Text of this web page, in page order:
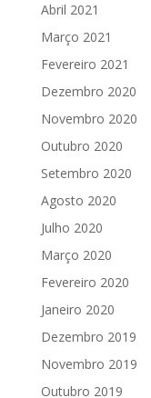
Abril 2021
Março 2021
Fevereiro 2021
Dezembro 2020
Novembro 2020
Outubro 2020
Setembro 2020
Agosto 2020
Julho 2020
Março 2020
Fevereiro 2020
Janeiro 2020
Dezembro 2019
Novembro 2019
Outubro 2019